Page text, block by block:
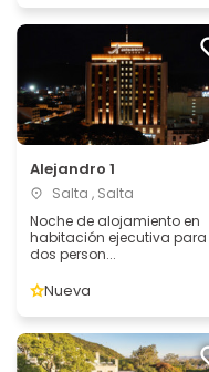
Alejandro 1
Salta , Salta
Noche de alojamiento en
habitación ejecutiva para
dos person...
Nueva